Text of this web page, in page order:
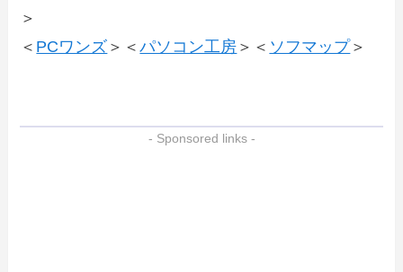
＞
＜ PCワンズ ＞＜パソコン工房 ＞＜ ソフマップ＞
- Sponsored links -